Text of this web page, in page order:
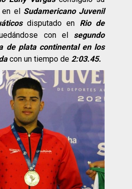
el Sudamericano Juvenil
disputado en Rio de
con el segundo
de plata continental en los
con un tiempo de 2:03.45.